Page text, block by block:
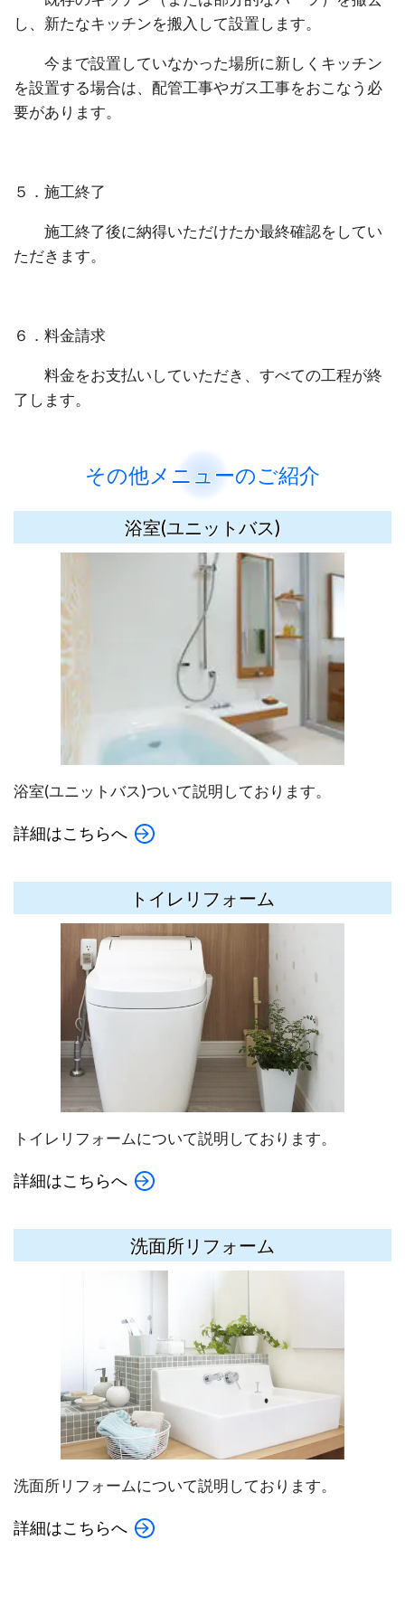
し、新たなキッチンを搬入して設置します。
今まで設置していなかった場所に新しくキッチン
を設置する場合は、配管工事やガス工事をおこなう必
要があります。
５．施工終了
施工終了後に納得いただけたか最終確認をしてい
ただきます。
６．料金請求
料金をお支払いしていただき、すべての工程が終
了します。
その他メニューのご紹介
浴室(ユニットバス)
浴室(ユニットバス)ついて説明しております。
詳細はこちらへ
トイレリフォーム
トイレリフォームについて説明しております。
詳細はこちらへ
洗面所リフォーム
洗面所リフォームについて説明しております。
詳細はこちらへ